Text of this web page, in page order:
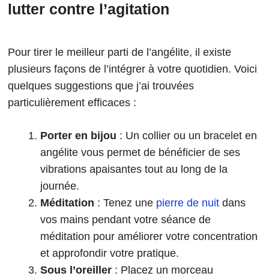
lutter contre l’agitation
Pour tirer le meilleur parti de l’angélite, il existe
plusieurs façons de l’intégrer à votre quotidien. Voici
quelques suggestions que j’ai trouvées
particulièrement efficaces :
Porter en bijou : Un collier ou un bracelet en
angélite vous permet de bénéficier de ses
vibrations apaisantes tout au long de la
journée.
Méditation : Tenez une pierre de nuit dans
vos mains pendant votre séance de
méditation pour améliorer votre concentration
et approfondir votre pratique.
Sous l’oreiller : Placez un morceau